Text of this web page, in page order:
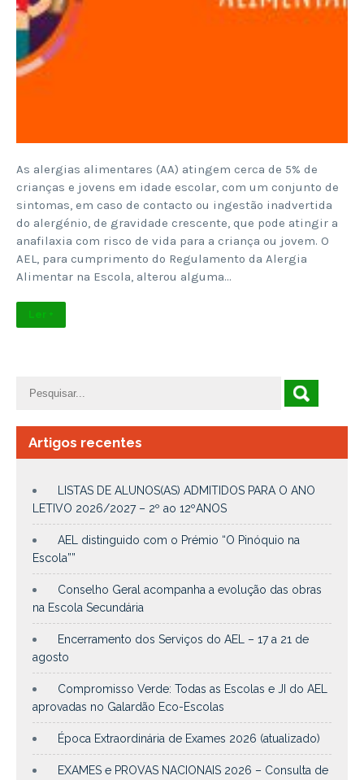
As alergias alimentares (AA) atingem cerca de 5% de
crianças e jovens em idade escolar, com um conjunto de
sintomas, em caso de contacto ou ingestão inadvertida
do alergénio, de gravidade crescente, que pode atingir a
anafilaxia com risco de vida para a criança ou jovem. O
AEL, para cumprimento do Regulamento da Alergia
Alimentar na Escola, alterou alguma…
Ler +
Artigos recentes
LISTAS DE ALUNOS(AS) ADMITIDOS PARA O ANO
LETIVO 2026/2027 – 2º ao 12ºANOS
AEL distinguido com o Prémio “O Pinóquio na
Escola””
Conselho Geral acompanha a evolução das obras
na Escola Secundária
Encerramento dos Serviços do AEL – 17 a 21 de
agosto
Compromisso Verde: Todas as Escolas e JI do AEL
aprovadas no Galardão Eco-Escolas
Época Extraordinária de Exames 2026 (atualizado)
EXAMES e PROVAS NACIONAIS 2026 – Consulta de